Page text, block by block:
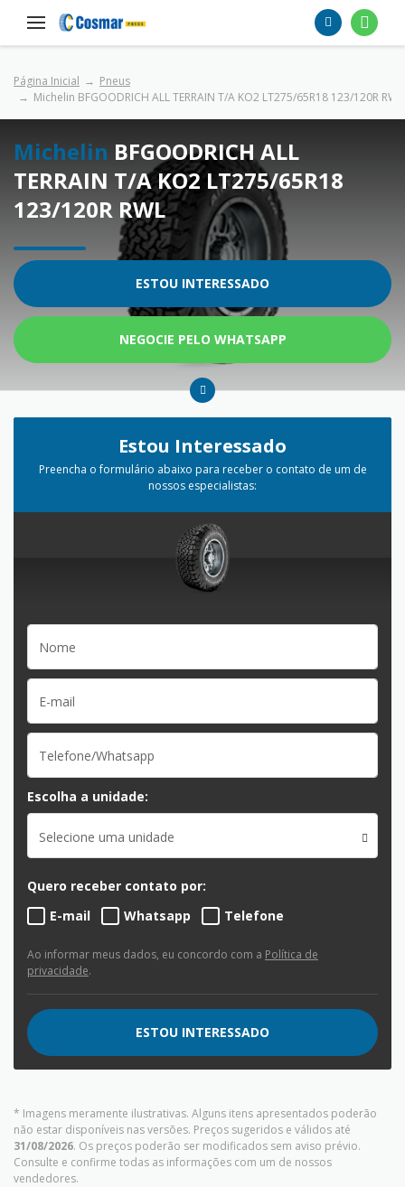
Página Inicial
Pneus
Michelin BFGOODRICH ALL TERRAIN T/A KO2 LT275/65R18 123/120R RWL
Michelin BFGOODRICH ALL
TERRAIN T/A KO2 LT275/65R18
123/120R RWL
ESTOU INTERESSADO
NEGOCIE PELO WHATSAPP
* Imagens meramente ilustrativas. Alguns itens apresentados poderão
não estar disponíveis nas versões. Preços sugeridos e válidos até
31/08/2026. Os preços poderão ser modificados sem aviso prévio.
Consulte e confirme todas as informações com um de nossos
vendedores.
Estou Interessado
Preencha o formulário abaixo para receber o contato de um de
nossos especialistas:
Escolha a unidade:
Selecione uma unidade
Quero receber contato por:
E-mail
Whatsapp Telefone
Ao informar meus dados, eu concordo com a Política de
privacidade.
ESTOU INTERESSADO